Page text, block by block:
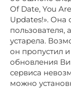
Of Date, You
Updates!». Она
пользователя,
устарела.
он пропустил
обновления
сервиса
можно